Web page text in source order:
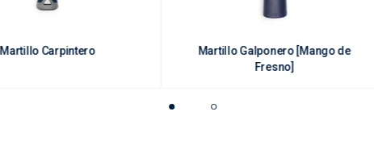
Martillo Carpintero
Martillo Galponero [Mango de
Fresno]